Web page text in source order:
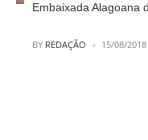
Embaixada Alagoana
POSTED
BY REDAÇÃO 15/08/2018